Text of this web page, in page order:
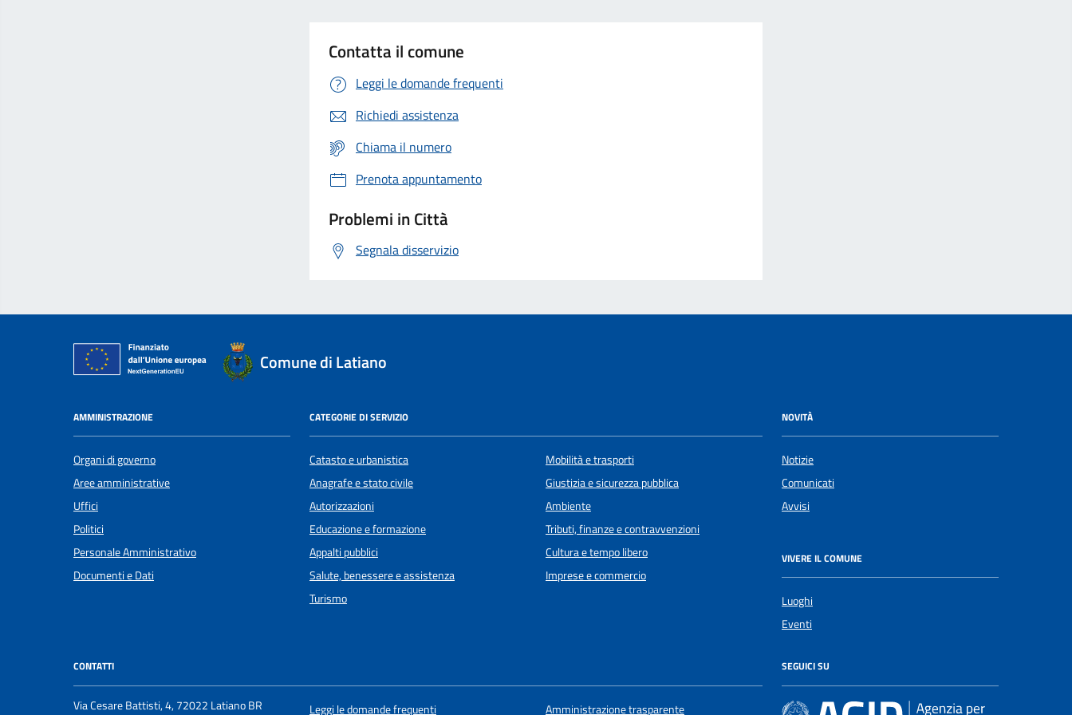
Contatta il comune
Leggi le domande frequenti
Richiedi assistenza
Chiama il numero
Prenota appuntamento
Problemi in Città
Segnala disservizio
Comune di Latiano
AMMINISTRAZIONE
Organi di governo
Aree amministrative
Uffici
Politici
Personale Amministrativo
Documenti e Dati
CATEGORIE DI SERVIZIO
Catasto e urbanistica
Anagrafe e stato civile
Autorizzazioni
Educazione e formazione
Appalti pubblici
Salute, benessere e assistenza
Turismo
Mobilità e trasporti
Giustizia e sicurezza pubblica
Ambiente
Tributi, finanze e contravvenzioni
Cultura e tempo libero
Imprese e commercio
NOVITÀ
Notizie
Comunicati
Avvisi
VIVERE IL COMUNE
Luoghi
Eventi
CONTATTI
Via Cesare Battisti, 4, 72022 Latiano BR Leggi le domande frequenti Amministrazione trasparente
SEGUICI SU